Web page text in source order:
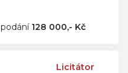
128 000,- Kč
Licitátor